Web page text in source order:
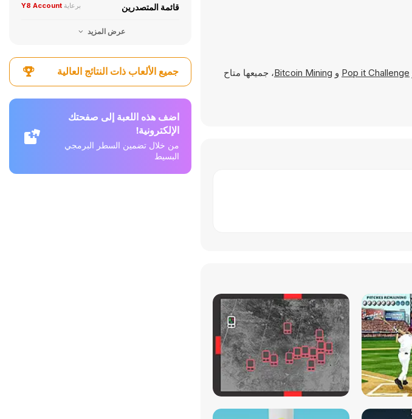
Pop it Challenge و Bitcoin Mining، جميعها متاح
قائمة المتصدرين برعاية Y8 Account
عرض المزيد
جميع الألعاب ذات النتائج العالية
اضف هذه اللعبة إلى صفحتك
الإلكترونية!
من خلال تضمين السطر البرمجي
البسيط